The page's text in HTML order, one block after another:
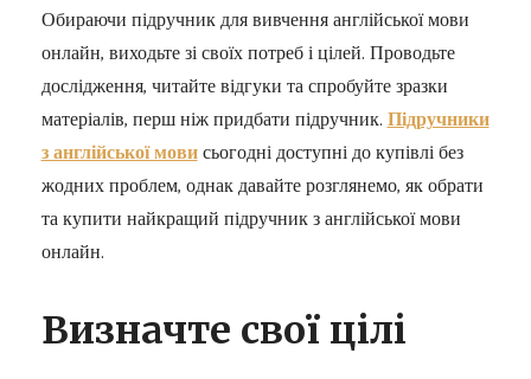
Обираючи підручник для вивчення англійської мови
онлайн, виходьте зі своїх потреб і цілей. Проводьте
дослідження, читайте відгуки та спробуйте зразки
матеріалів, перш ніж придбати підручник.Підручники
з англійської мовисьогодні доступні до купівлі без
жодних проблем, однак давайте розглянемо, як обрати
та купити найкращий підручник з англійської мови
онлайн.
Визначте свої цілі